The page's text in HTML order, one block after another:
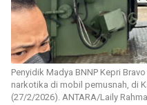
Penyidik Madya BNNP Kepri
narkotika di mobil pemusnah, di
(27/2/2026). ANTARA/Laily